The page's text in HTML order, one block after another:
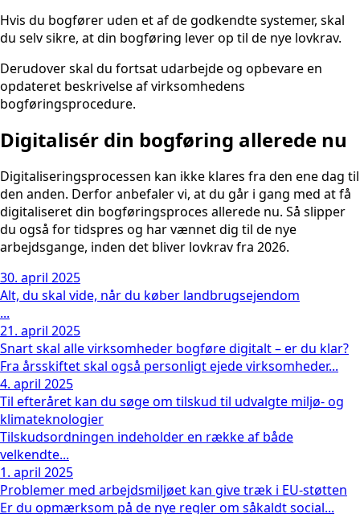
Hvis du bogfører uden et af de godkendte systemer, skal
du selv sikre, at din bogføring lever op til de nye lovkrav.
Derudover skal du fortsat udarbejde og opbevare en
opdateret beskrivelse af virksomhedens
bogføringsprocedure.
Digitalisér din bogføring allerede nu
Digitaliseringsprocessen kan ikke klares fra den ene dag til
den anden. Derfor anbefaler vi, at du går i gang med at få
digitaliseret din bogføringsproces allerede nu. Så slipper
du også for tidspres og har vænnet dig til de nye
arbejdsgange, inden det bliver lovkrav fra 2026.
30. april 2025
Alt, du skal vide, når du køber landbrugsejendom
...
21. april 2025
Snart skal alle virksomheder bogføre digitalt – er du klar?
Fra årsskiftet skal også personligt ejede virksomheder...
4. april 2025
Til efteråret kan du søge om tilskud til udvalgte miljø- og
klimateknologier
Tilskudsordningen indeholder en række af både
velkendte...
1. april 2025
Problemer med arbejdsmiljøet kan give træk i EU-støtten
Er du opmærksom på de nye regler om såkaldt social...